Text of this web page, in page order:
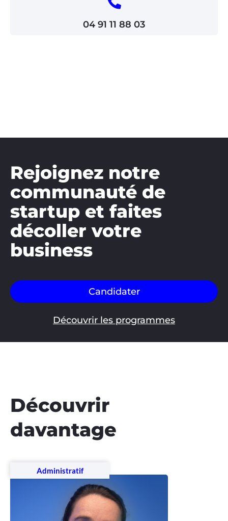
04 91 11 88 03
Rejoignez notre
communauté de
startup et faites
décoller votre
business
Candidater
Découvrir les programmes
Découvrir
davantage
Administratif